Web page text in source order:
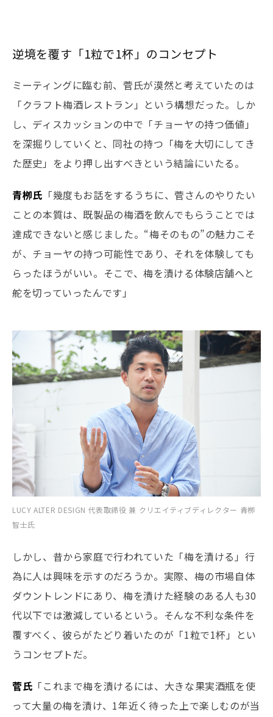
逆境を覆す「1粒で1杯」のコンセプト
ミーティングに臨む前、菅氏が漠然と考えていたのは
「クラフト梅酒レストラン」という構想だった。しか
し、ディスカッションの中で「チョーヤの持つ価値」
を深掘りしていくと、同社の持つ「梅を大切にしてき
た歴史」をより押し出すべきという結論にいたる。
青栁氏 「幾度もお話をするうちに、菅さんのやりたい
ことの本質は、既製品の梅酒を飲んでもらうことでは
達成できないと感じました。“梅そのもの”の魅力こそ
が、チョーヤの持つ可能性であり、それを体験しても
らったほうがいい。そこで、梅を漬ける体験店舗へと
舵を切っていったんです」
LUCY ALTER DESIGN 代表取締役 兼 クリエイティブディレクター 青栁
智士氏
しかし、昔から家庭で行われていた「梅を漬ける」行
為に人は興味を示すのだろうか。実際、梅の市場自体
ダウントレンドにあり、梅を漬けた経験のある人も30
代以下では激減しているという。そんな不利な条件を
覆すべく、彼らがたどり着いたのが「1粒で1杯」とい
うコンセプトだ。
菅氏 「これまで梅を漬けるには、大きな果実酒瓶を使
って大量の梅を漬け、1年近く待った上で楽しむのが当